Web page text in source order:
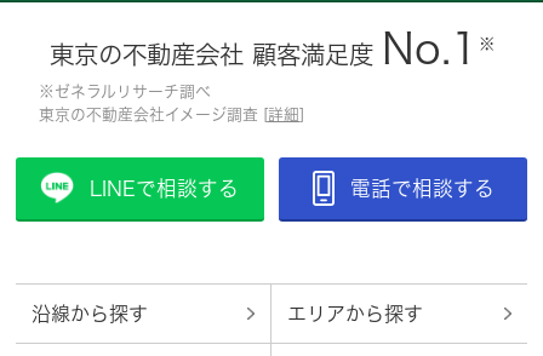
東京の不動産会社 顧客満足度 No.1 ※
※ゼネラルリサーチ調べ
東京の不動産会社イメージ調査 [ 詳細
LINEで相談する 電話で相談する
沿線から探す エリアから探す